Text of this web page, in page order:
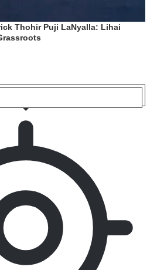
Thohir Puji LaNyalla: Lihai